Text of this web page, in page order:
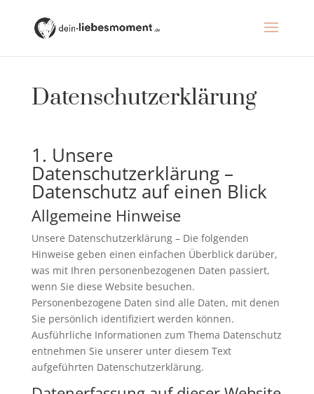
Datenschutz­erklärung
1. Unsere
Datenschutzerklärung –
Datenschutz auf einen Blick
Allgemeine Hinweise
Unsere Datenschutzerklärung – Die folgenden
Hinweise geben einen einfachen Überblick darüber,
was mit Ihren personenbezogenen Daten passiert,
wenn Sie diese Website besuchen.
Personenbezogene Daten sind alle Daten, mit denen
Sie persönlich identifiziert werden können.
Ausführliche Informationen zum Thema Datenschutz
entnehmen Sie unserer unter diesem Text
aufgeführten Datenschutzerklärung.